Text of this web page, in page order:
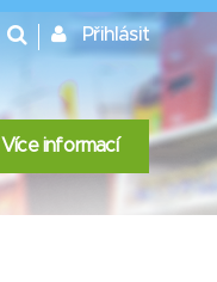
Přihlásit
Více informací